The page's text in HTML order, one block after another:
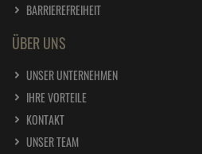
BARRIEREFREIHEIT
ÜBER UNS
UNSER UNTERNEHMEN
IHRE VORTEILE
KONTAKT
UNSER TEAM